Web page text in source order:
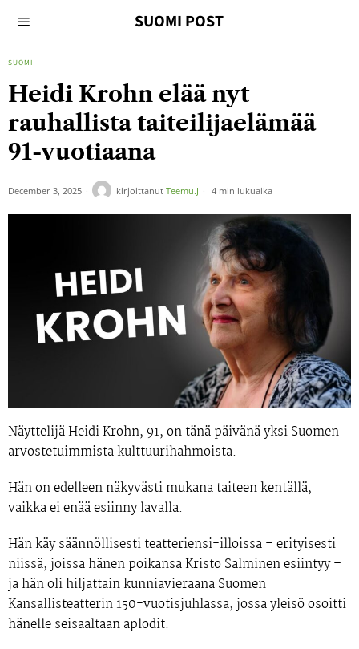
SUOMI POST
SUOMI
Heidi Krohn elää nyt
rauhallista taiteilijaelämää
91-vuotiaana
December 3, 2025 kirjoittanut Teemu.J 4 min lukuaika
NäyttelijäHeidi Krohn, 91, on tänä päivänä yksi Suomen
arvostetuimmista kulttuurihahmoista.
Hän on edelleen näkyvästi mukana taiteen kentällä,
vaikka ei enää esiinny lavalla.
Hän käy säännöllisesti teatteriensi-illoissa – erityisesti
niissä, joissa hänen poikansaKristo Salminenesiintyy –
ja hän oli hiljattain kunniavieraana Suomen
Kansallisteatterin 150-vuotisjuhlassa, jossa yleisö osoitti
hänelle seisaaltaan aplodit.